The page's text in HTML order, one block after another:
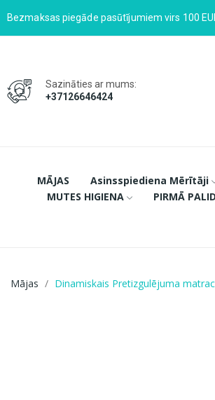
Bezmaksas piegāde pasūtījumiem virs 100
Sazināties ar mums:
+37126646424
MĀJAS Asinsspiediena Mērītāji
MUTES HIGIENA
PIRMĀ
Mājas Dinamiskais Pretizgulējuma